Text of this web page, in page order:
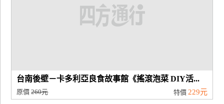
台南後壁－卡多利亞良食故事館《搖滾泡菜 DIY活...
原價260元 特價 229元